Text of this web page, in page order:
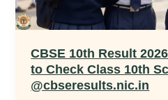
CBSE 10th Result
to Check Class 10th
@cbseresults.nic.in
to
Check
10th
Scorecard